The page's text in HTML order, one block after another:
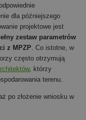
dla późniejszego
projektowe jest
zestaw parametrów
z MPZP . Co istotne, w
często otrzymują
, którzy
terenu.
po złożenie wniosku w